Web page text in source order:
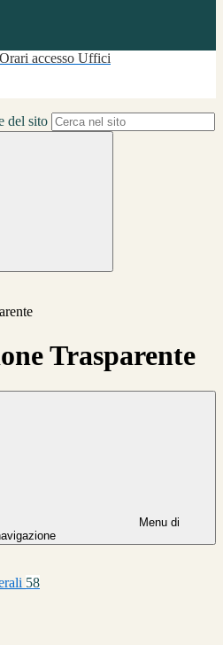
accesso Uffici
del sito
Trasparente
Menu di
58